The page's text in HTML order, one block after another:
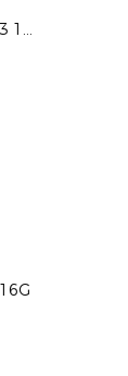
REMISE DES TROPHEES 23 12 2018